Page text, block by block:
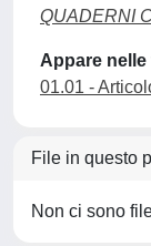
QUADERNI
Appare
01.01 -
File in questo
Non ci sono